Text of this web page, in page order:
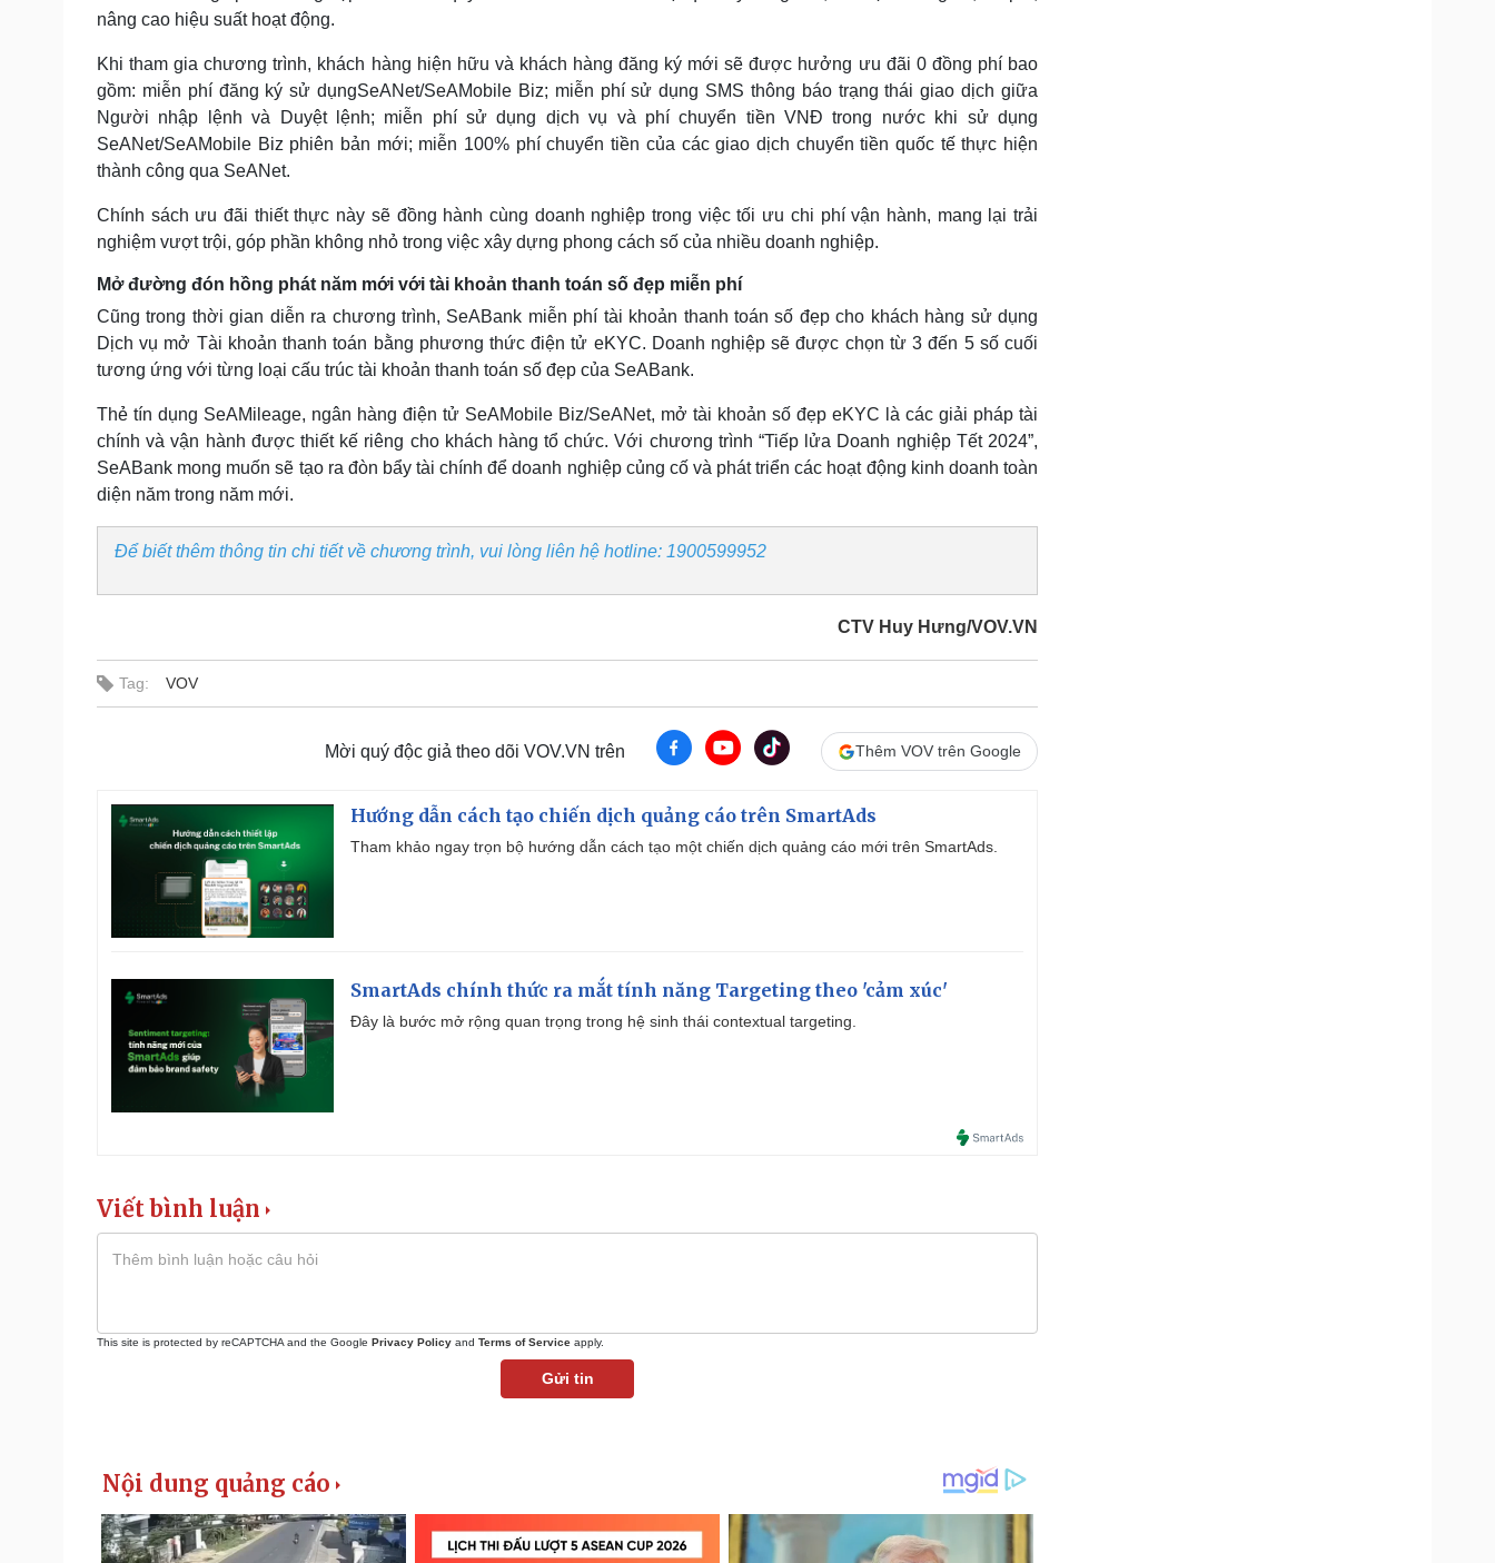
nâng cao hiệu suất hoạt động.
Khi tham gia chương trình, khách hàng hiện hữu và khách hàng đăng ký mới sẽ được hưởng ưu đãi 0 đồng phí bao
gồm: miễn phí đăng ký sử dụngSeANet/SeAMobile Biz; miễn phí sử dụng SMS thông báo trạng thái giao dịch giữa
Người nhập lệnh và Duyệt lệnh; miễn phí sử dụng dịch vụ và phí chuyển tiền VNĐ trong nước khi sử dụng
SeANet/SeAMobile Biz phiên bản mới; miễn 100% phí chuyển tiền của các giao dịch chuyển tiền quốc tế thực hiện
thành công qua SeANet.
Chính sách ưu đãi thiết thực này sẽ đồng hành cùng doanh nghiệp trong việc tối ưu chi phí vận hành, mang lại trải
nghiệm vượt trội, góp phần không nhỏ trong việc xây dựng phong cách số của nhiều doanh nghiệp.
Mở đường đón hồng phát năm mới với tài khoản thanh toán số đẹp miễn phí
Cũng trong thời gian diễn ra chương trình, SeABank miễn phí tài khoản thanh toán số đẹp cho khách hàng sử dụng
Dịch vụ mở Tài khoản thanh toán bằng phương thức điện tử eKYC. Doanh nghiệp sẽ được chọn từ 3 đến 5 số cuối
tương ứng với từng loại cấu trúc tài khoản thanh toán số đẹp của SeABank.
Thẻ tín dụng SeAMileage, ngân hàng điện tử SeAMobile Biz/SeANet, mở tài khoản số đẹp eKYC là các giải pháp tài
chính và vận hành được thiết kế riêng cho khách hàng tổ chức. Với chương trình “Tiếp lửa Doanh nghiệp Tết 2024”,
SeABank mong muốn sẽ tạo ra đòn bẩy tài chính để doanh nghiệp củng cố và phát triển các hoạt động kinh doanh toàn
diện năm trong năm mới.
Để biết thêm thông tin chi tiết về chương trình, vui lòng liên hệ hotline: 1900599952
CTV Huy Hưng/VOV.VN
Tag: VOV
Mời quý độc giả theo dõi VOV.VN trên Thêm VOV trên Google
Hướng dẫn cách tạo chiến dịch quảng cáo trên SmartAds
Tham khảo ngay trọn bộ hướng dẫn cách tạo một chiến dịch quảng cáo mới trên SmartAds.
SmartAds chính thức ra mắt tính năng Targeting theo 'cảm xúc'
Đây là bước mở rộng quan trọng trong hệ sinh thái contextual targeting.
Viết bình luận
This site is protected by reCAPTCHA and the Google Privacy Policy and Terms of Service apply.
Gửi tin